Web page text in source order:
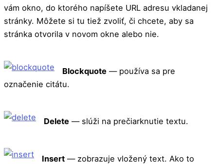
vám okno, do ktorého napíšete URL adresu vkladanej
stránky. Môžete si tu tiež zvoliť, či chcete, aby sa
stránka otvorila v novom okne alebo nie.
Blockquote — používa sa pre
označenie citátu.
Delete — slúži na prečiarknutie textu.
Insert — zobrazuje vložený text. Ako to